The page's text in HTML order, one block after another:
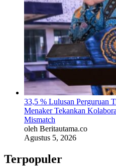
33,5 % Lulusan Perguruan
Menaker Tekankan
Mismatch
oleh Beritautama.co
Agustus 5, 2026
Terpopuler